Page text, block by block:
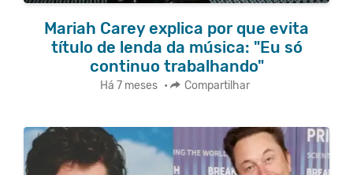
Mariah Carey explica por que evita
título de lenda da música: "Eu só
continuo trabalhando"
Há 7 meses • Compartilhar